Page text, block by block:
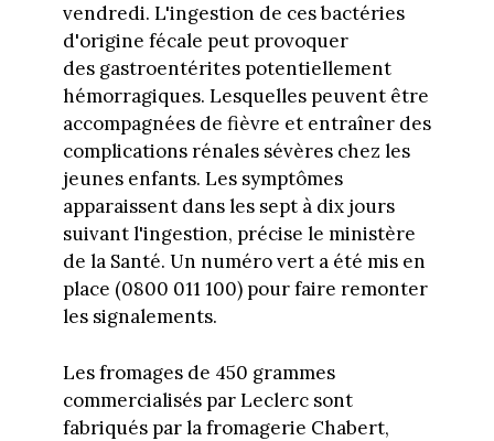
vendredi. L'ingestion de ces bactéries
d'origine fécale peut provoquer
des gastroentérites potentiellement
hémorragiques. Lesquelles peuvent être
accompagnées de fièvre et entraîner des
complications rénales sévères chez les
jeunes enfants. Les symptômes
apparaissent dans les sept à dix jours
suivant l'ingestion, précise le ministère
de la Santé. Un numéro vert a été mis en
place (0800 011 100) pour faire remonter
les signalements.
Les fromages de 450 grammes
commercialisés par Leclerc sont
fabriqués par la fromagerie Chabert,